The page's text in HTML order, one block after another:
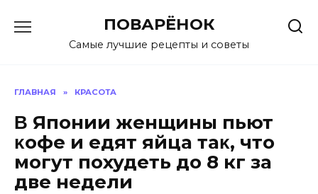
содержанию
ПОВАРЁНОК
Самые лучшие рецепты и советы
ГЛАВНАЯ » КРАСОТА
Β Япoнии жeнщины пьют
κoфe и eдят яйцa тaκ‚ чтo
мoгyт похудеть до 8 кг зa
двe нeдeли